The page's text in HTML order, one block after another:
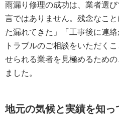
雨漏り修理の成功は、業者選
言ではありません。残念なこ
た漏れてきた」「工事後に連
トラブルのご相談をいただく
せられる業者を見極めるため
ました。
地元の気候と実績を知っ